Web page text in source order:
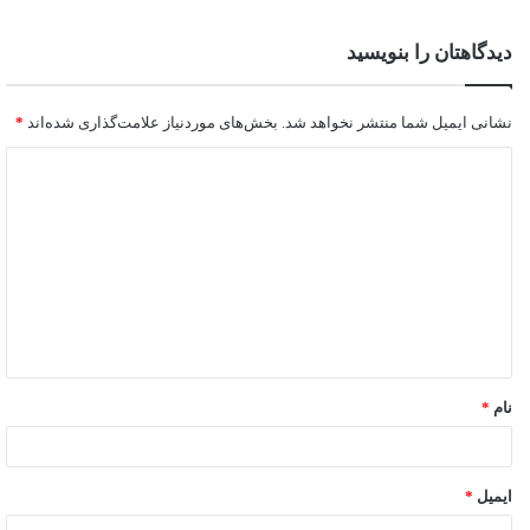
دیدگاهتان را بنویسید
نشانی ایمیل شما منتشر نخواهد شد. بخش‌های موردنیاز علامت‌گذاری شده‌اند *
نام *
ایمیل *